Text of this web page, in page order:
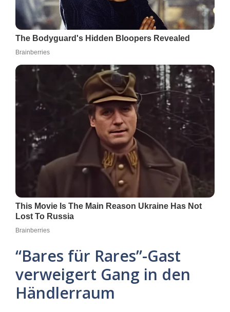
“Bares für Rares”-Gast
verweigert Gang in den
Händlerraum